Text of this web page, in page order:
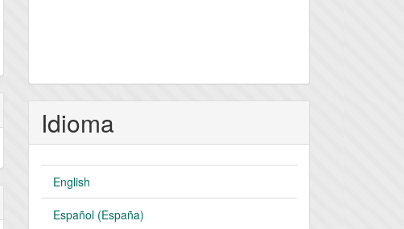
Idioma
English
Español (España)